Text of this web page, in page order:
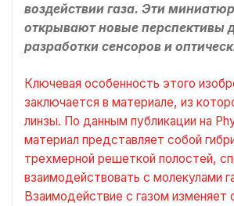
воздействии газа. Эти
открывают новые перспективы
разработки сенсоров и
Ключевая особенность этого
заключается в материале, из
линзы. По данным публикации на
материал представляет собой
трехмерной решеткой полостей,
взаимодействовать с молекулами
Взаимодействие с газом изменяет